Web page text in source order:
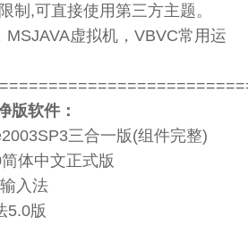
制,可直接使用第三方主题。
虚拟机，VBVC常用运
版软件：
三合一版(组件完整)
体中文正式版
入法
5.0版